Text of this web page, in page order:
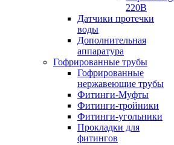
220В
Датчики протечки
воды
Дополнительная
аппаратура
Гофрированные трубы
Гофрированные
нержавеющие трубы
Фитинги-Муфты
Фитинги-тройники
Фитинги-угольники
Прокладки для
фитингов